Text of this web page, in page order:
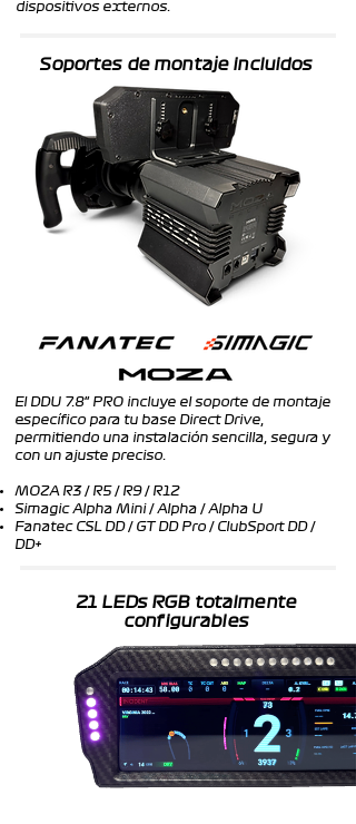
dispositivos externos.
Soportes de montaje incluidos
El DDU 7.8" PRO incluye el soporte de montaje
específico para tu base Direct Drive,
permitiendo una instalación sencilla, segura y
con un ajuste preciso.
MOZA R3 / R5 / R9 / R12
Simagic Alpha Mini / Alpha / Alpha U
Fanatec CSL DD / GT DD Pro / ClubSport DD /
DD+
21 LEDs RGB totalmente
configurables